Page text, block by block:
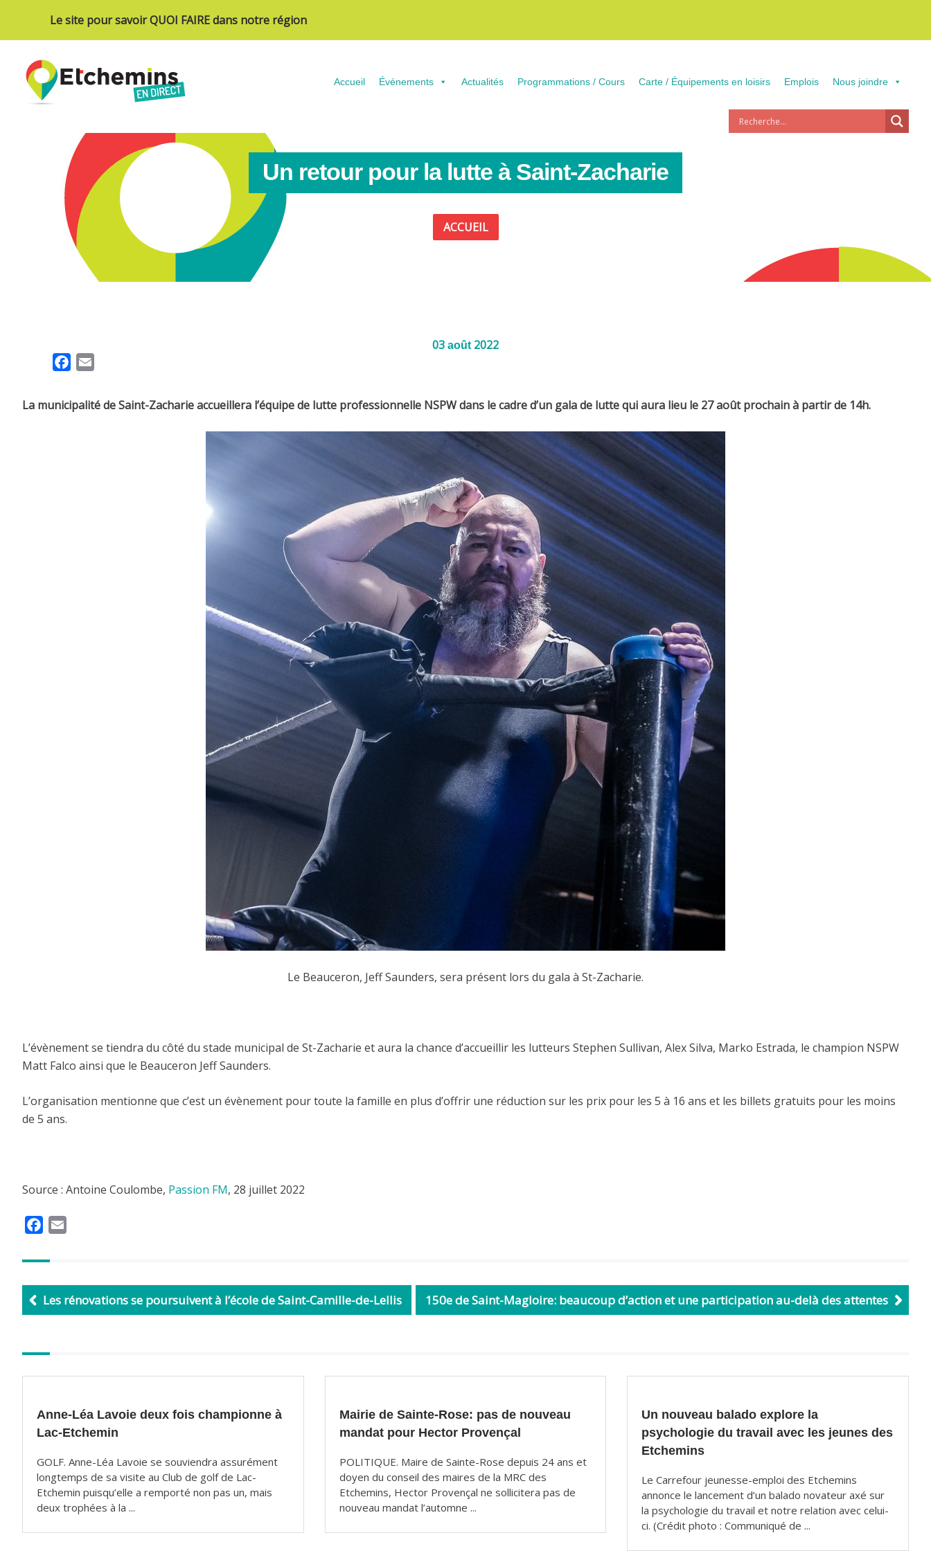
Le site pour savoir QUOI FAIRE dans notre région
Accueil Événements Actualités Programmations / Cours Carte / Équipements en loisirs Emplois Nous joindre
Un retour pour la lutte à Saint-Zacharie
ACCUEIL
03 août 2022
e
i
La municipalité de Saint-Zacharie accueillera l’équipe de lutte professionnelle NSPW dans le cadre d’un gala de lutte qui aura lieu le 27 août prochain à partir de 14h.
Le Beauceron, Jeff Saunders, sera présent lors du gala à St-Zacharie.
L’évènement se tiendra du côté du stade municipal de St-Zacharie et aura la chance d’accueillir les lutteurs Stephen Sullivan, Alex Silva, Marko Estrada, le champion NSPW
Matt Falco ainsi que le Beauceron Jeff Saunders.
L’organisation mentionne que c’est un évènement pour toute la famille en plus d’offrir une réduction sur les prix pour les 5 à 16 ans et les billets gratuits pour les moins
de 5 ans.
Source : Antoine Coulombe, Passion FM, 28 juillet 2022
c
b
o
k
l
Les rénovations se poursuivent à l’école de Saint-Camille-de-Lellis 150e de Saint-Magloire: beaucoup d’action et une participation au-delà des attentes
articles
Anne-Léa Lavoie deux fois championne à
Lac-Etchemin
GOLF. Anne-Léa Lavoie se souviendra assurément
longtemps de sa visite au Club de golf de Lac-
Etchemin puisqu’elle a remporté non pas un, mais
deux trophées à la ...
Mairie de Sainte-Rose: pas de nouveau
mandat pour Hector Provençal
POLITIQUE. Maire de Sainte-Rose depuis 24 ans et
doyen du conseil des maires de la MRC des
Etchemins, Hector Provençal ne sollicitera pas de
nouveau mandat l’automne ...
Un nouveau balado explore la
psychologie du travail avec les jeunes des
Etchemins
Le Carrefour jeunesse-emploi des Etchemins
annonce le lancement d’un balado novateur axé sur
la psychologie du travail et notre relation avec celui-
ci. (Crédit photo : Communiqué de ...